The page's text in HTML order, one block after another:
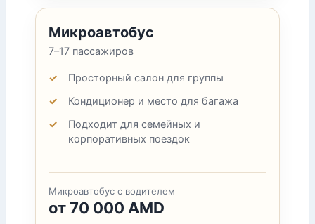
Микроавтобус
7–17 пассажиров
Просторный салон для группы
Кондиционер и место для багажа
Подходит для семейных и
корпоративных поездок
Микроавтобус с водителем
от 70 000 AMD